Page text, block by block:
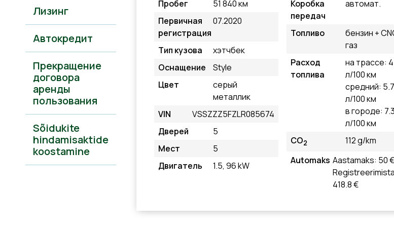
Лизинг
Автокредит
Прекращение
договора
аренды
пользования
Sõidukite
hindamisaktide
koostamine
Пробег
51 840 км
Первичная
регистрация
07.2020
Тип кузова
хэтчбек
Оснащение
Style
Цвет
серый
металлик
VIN
VSSZZZ5FZLR085674
Дверей
5
Мест
5
Двигатель
1.5, 96 kW
Коробка
передач
автомат.
Топливо
бензин +
газ
Расход
топлива
на трассе:
л/100 км
средний: 5.7
л/100 км
в городе: 7.3
л/100 км
CO2
112 g/km
Automaks Aastamaks: 50 €
418.8 €